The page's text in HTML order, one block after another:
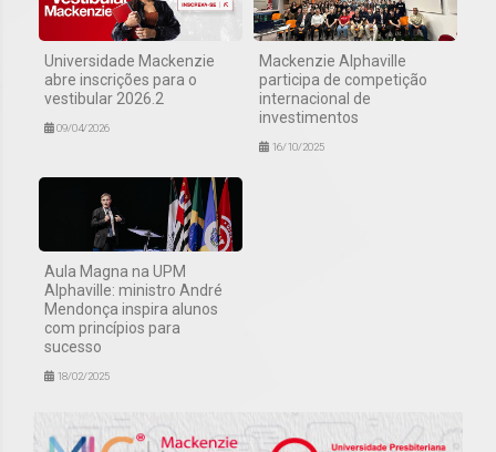
Universidade Mackenzie
abre inscrições para o
vestibular 2026.2
09/04/2026
Mackenzie Alphaville
participa de competição
internacional de
investimentos
16/10/2025
Aula Magna na UPM
Alphaville: ministro André
Mendonça inspira alunos
com princípios para
sucesso
18/02/2025